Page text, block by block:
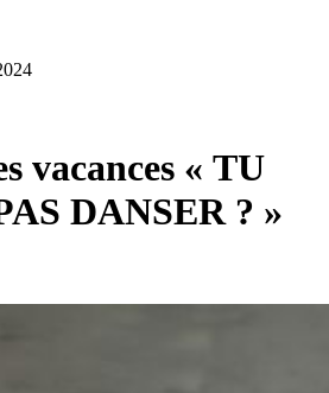
vacances « TU
DANSER ? »